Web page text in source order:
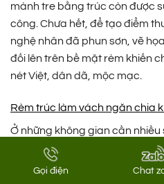
Gọi điện Chat
mành tre bằng trúc còn được
công. Chưa hết, để tạo điểm
nghệ nhân đã phun sơn, vẽ
đối lên trên bề mặt rèm khiến
nét Việt, dân dã, mộc mạc.
Rèm trúc làm vách ngăn chia
Ở những không gian cần
vip quán ăn, nhà hàng,… thì
trúc như mọt vách ngăn là